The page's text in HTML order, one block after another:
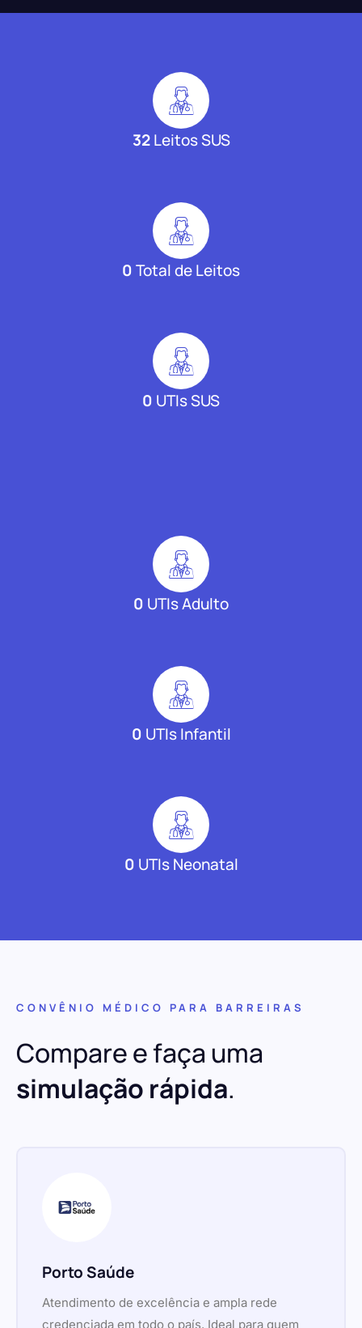
32Leitos SUS
0Total de Leitos
0 UTIs SUS
0 UTIs Adulto
0 UTIs Infantil
0 UTIs Neonatal
CONVÊNIO MÉDICO PARA BARREIRAS
Compare e faça uma
simulação rápida.
Porto Saúde
Atendimento de excelência e ampla rede
credenciada em todo o país. Ideal para quem